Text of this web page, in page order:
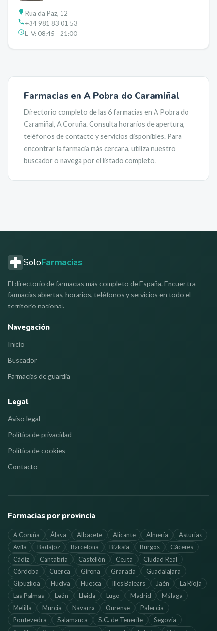
Rúa da Paz, 12
+34 981 83 01 53
L–V:08:45 - 21:00
Farmacias en A Pobra do Caramiñal
Directorio completo de las 6farmacias en A Pobra do
Caramiñal, A Coruña. Consulta horarios de apertura,
teléfonos de contacto y servicios disponibles. Para
encontrar la farmacia más cercana, utiliza nuestro
buscador o navega por el listado completo.
SoloFarmacias
El directorio de farmacias más completo de España. Encuentra
farmacias abiertas, horarios, teléfonos y servicios en todo el
territorio nacional.
Navegación
Inicio
Buscador
Farmacias de guardia
Legal
Aviso legal
Política de privacidad
Política de cookies
Contacto
Farmacias por provincia
A Coruña Álava Albacete Alicante Almería
Asturias
Ávila
Badajoz Barcelona Bizkaia Burgos
Cáceres
Cádiz
Cantabria Castellón Ceuta
Ciudad Real
Córdoba
Cuenca Girona Granada
Guadalajara
Gipuzkoa
Huelva Huesca Illes Balears Jaén
La Rioja
Las Palmas
León Lleida Lugo Madrid
Málaga
Melilla
Murcia Navarra Ourense
Palencia
Pontevedra
Salamanca S.C. de Tenerife
Segovia